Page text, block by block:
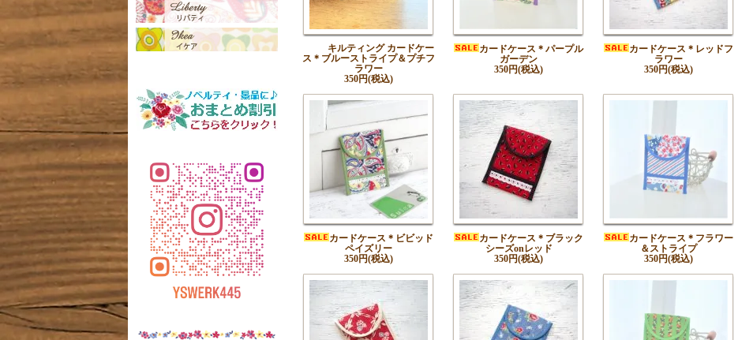
キルティング カードケー
ス＊ブルーストライプ＆プチフ
ラワー
350円(税込)
カードケース＊パープル
ガーデン
350円(税込)
カードケース＊レッドフ
ラワー
350円(税込)
カードケース＊ビビッド
ペイズリー
350円(税込)
カードケース＊ブラック
シーズonレッド
350円(税込)
カードケース＊フラワー
＆ストライプ
350円(税込)